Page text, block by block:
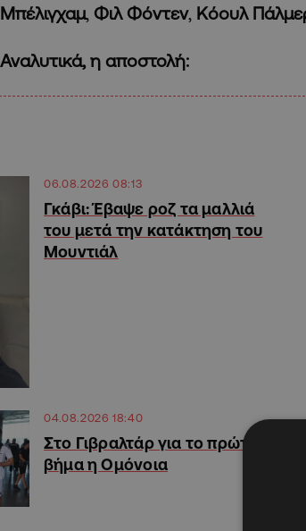
Μπέλιγχαμ, Φιλ Φόντεν, Κόουλ
Αναλυτικά, η αποστολή:
06.08.2026 08:13
Γκάβι: Έβαψε ροζ τα μαλλιά
του μετά την κατάκτηση του
Μουντιάλ
04.08.2026 18:40
Στο Γιβραλτάρ για το πρώτο
βήμα η Ομόνοια